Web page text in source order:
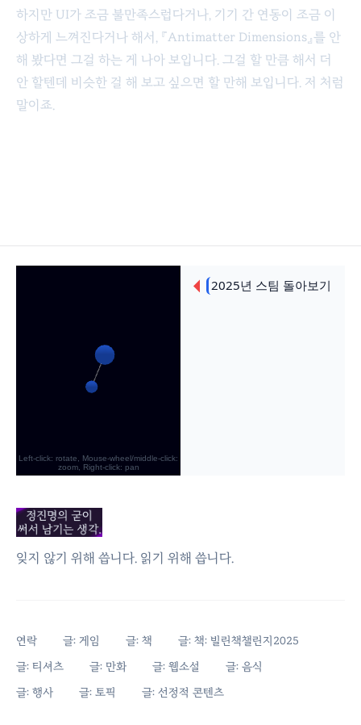
하지만 UI가 조금 불만족스럽다거나, 기기 간 연동이 조금 이
상하게 느껴진다거나 해서, 『Antimatter Dimensions』를 안
해 봤다면 그걸 하는 게 나아 보입니다. 그걸 할 만큼 해서 더
안 할텐데 비슷한 걸 해 보고 싶으면 할 만해 보입니다. 저 처럼
말이죠.
잊지 않기 위해 씁니다. 읽기 위해 씁니다.
연락 글: 게임 글: 책
글: 책: 빌린책챌린지2025
글: 티셔츠
글: 만화 글: 웹소설
글: 음식
글: 행사
글: 토픽 글: 선정적 콘텐츠